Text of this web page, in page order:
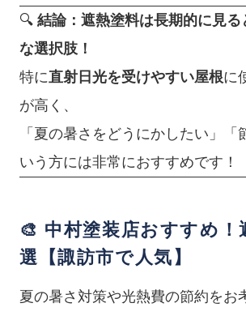
🔍 結論：遮熱塗料は長期的に見る
な選択肢！
特に直射日光を受けやすい屋根に
が高く、
「夏の暑さをどうにかしたい」「
いう方には非常におすすめです！
🎨 中村塗装店おすすめ！
選【諏訪市で人気】
夏の暑さ対策や光熱費の節約をお